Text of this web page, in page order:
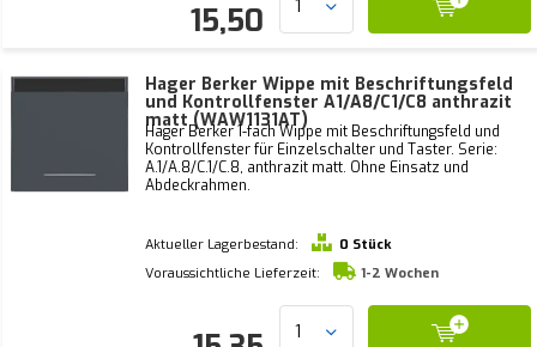
15,50
Hager Berker Wippe mit Beschriftungsfeld
und Kontrollfenster A1/A8/C1/C8 anthrazit
matt (WAW1131AT)
Hager Berker 1-fach Wippe mit Beschriftungsfeld und
Kontrollfenster für Einzelschalter und Taster. Serie:
A.1/A.8/C.1/C.8, anthrazit matt. Ohne Einsatz und
Abdeckrahmen.
Aktueller Lagerbestand:
0 Stück
Voraussichtliche Lieferzeit:
1-2 Wochen